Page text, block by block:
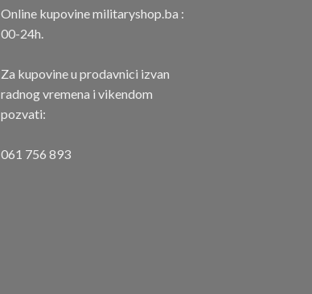
Online kupovine militaryshop.ba :
00-24h.
Za kupovine u prodavnici izvan
radnog vremena i vikendom
pozvati:
061 756 893